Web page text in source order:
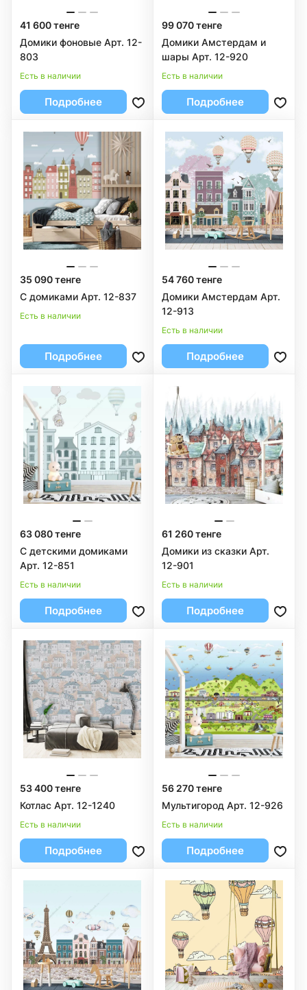
41 600 тенге
Домики фоновые Арт. 12-
803
Есть в наличии
Подробнее
99 070 тенге
Домики Амстердам и
шары Арт. 12-920
Есть в наличии
Подробнее
35 090 тенге
С домиками Арт. 12-837
Есть в наличии
Подробнее
54 760 тенге
Домики Амстердам Арт.
12-913
Есть в наличии
Подробнее
63 080 тенге
С детскими домиками
Арт. 12-851
Есть в наличии
Подробнее
61 260 тенге
Домики из сказки Арт.
12-901
Есть в наличии
Подробнее
53 400 тенге
Котлас Арт. 12-1240
Есть в наличии
Подробнее
56 270 тенге
Мультигород Арт. 12-926
Есть в наличии
Подробнее